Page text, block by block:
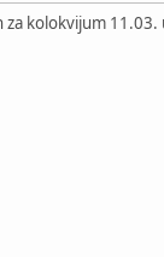
kolokvijum 11.03.